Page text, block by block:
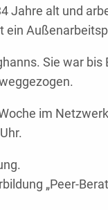
Jahre alt und
Sie war
im
„Peer-